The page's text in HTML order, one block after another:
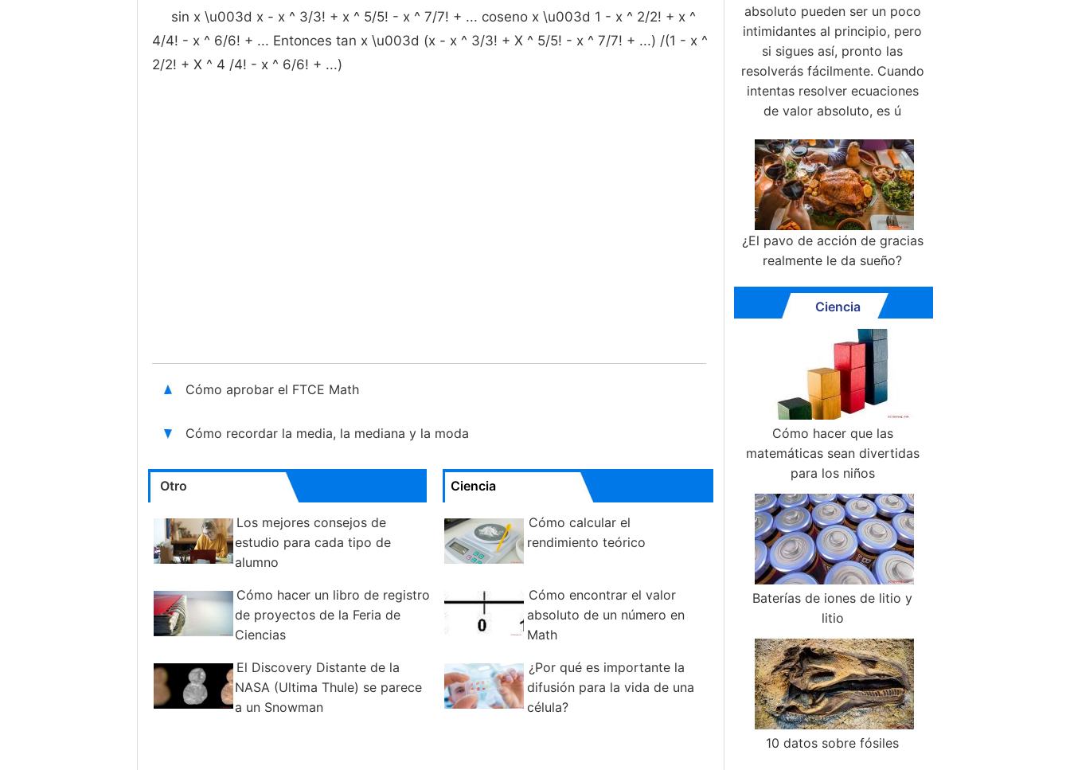
sin x \u003d x - x ^ 3/3! + x ^ 5/5! - x ^ 7/7! + ... coseno x \u003d 1 - x ^ 2/2! + x ^
4/4! - x ^ 6/6! + ... Entonces tan x \u003d (x - x ^ 3/3! + X ^ 5/5! - x ^ 7/7! + ...) /(1 - x ^
2/2! + X ^ 4 /4! - x ^ 6/6! + ...)
Cómo aprobar el FTCE Math
Cómo recordar la media, la mediana y la moda
Otro
Los mejores consejos de
estudio para cada tipo de
alumno
Cómo hacer un libro de registro
de proyectos de la Feria de
Ciencias
El Discovery Distante de la
NASA (Ultima Thule) se parece
a un Snowman
Ciencia
Cómo calcular el
rendimiento teórico
Cómo encontrar el valor
absoluto de un número en
Math
¿Por qué es importante la
difusión para la vida de una
célula?
absoluto pueden ser un poco
intimidantes al principio, pero
si sigues así, pronto las
resolverás fácilmente. Cuando
intentas resolver ecuaciones
de valor absoluto, es ú
¿El pavo de acción de gracias
realmente le da sueño?
Ciencia
Cómo hacer que las
matemáticas sean divertidas
para los niños
Baterías de iones de litio y
litio
10 datos sobre fósiles